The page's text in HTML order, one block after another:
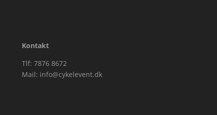
Kontakt
Tlf: 7876 8672
Mail: info@cykelevent.dk